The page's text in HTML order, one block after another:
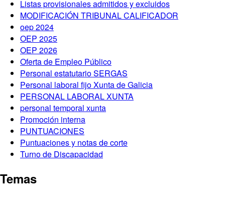
Listas provisionales admitidos y excluidos
MODIFICACIÓN TRIBUNAL CALIFICADOR
oep 2024
OEP 2025
OEP 2026
Oferta de Empleo Público
Personal estatutario SERGAS
Personal laboral fijo Xunta de Galicia
PERSONAL LABORAL XUNTA
personal temporal xunta
Promoción interna
PUNTUACIONES
Puntuaciones y notas de corte
Turno de Discapacidad
Temas